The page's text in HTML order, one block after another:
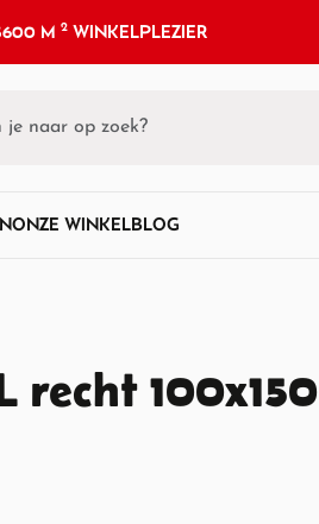
M2 WINKELPLEZIER
ONZE WINKELBLOG
recht 100x150